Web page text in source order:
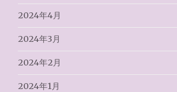
2024年4月
2024年3月
2024年2月
2024年1月